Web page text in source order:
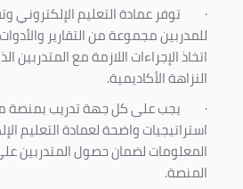
· توفر عمادة التعليم الإلكتروني
للمدربين مجموعة من التقارير
اتخاذ الإجراءات اللازمة مع المتدربين
النزاهة الأكاديمية.
· يجب على كل جهة تدريب بمنصة
استراتيجيات واضحة لعمادة التعليم
المعلومات لضمان حصول المتدربين
المنصة.